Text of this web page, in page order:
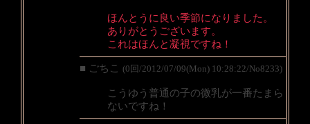
ほんとうに良い季節になりました。
ありがとうございます。
これはほんと凝視ですね！
■ ごちこ (0回/2012/07/09(Mon) 10:28:22/No8233)
こうゆう普通の子の微乳が一番たまら
ないですね！